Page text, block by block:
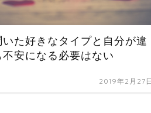
た好きなタイプと自分が違
不安になる必要はない
2019年2月27